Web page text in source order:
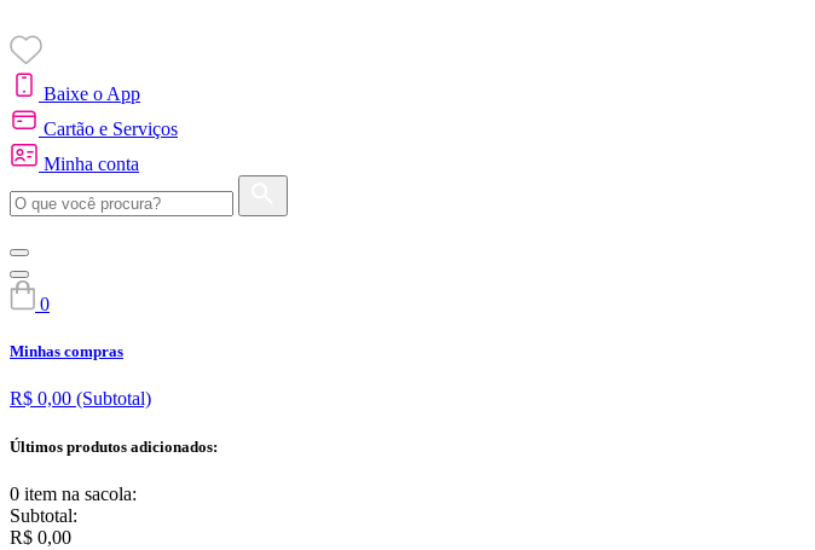
Baixe o App
Cartão e Serviços
Minha conta
0
Minhas compras
R$ 0,00 (Subtotal)
Últimos produtos adicionados:
0 item na sacola:
Subtotal:
R$ 0,00